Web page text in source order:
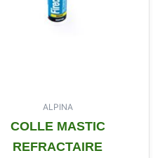
ALPINA
COLLE MASTIC
REFRACTAIRE